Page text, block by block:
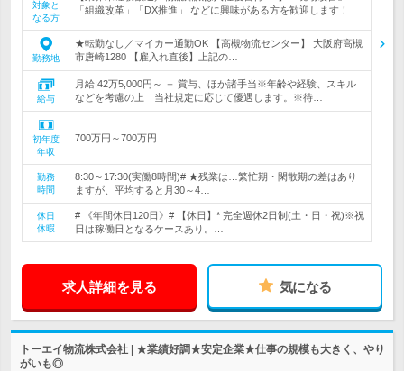
対象と
なる方
「組織改革」「DX推進」 などに興味がある方を歓迎します！
勤務地
★転勤なし／マイカー通勤OK 【高槻物流センター】 大阪府高槻
市唐崎1280 【雇入れ直後】上記の…
給与
月給:42万5,000円～ ＋ 賞与、ほか諸手当※年齢や経験、スキル
などを考慮の上 当社規定に応じて優遇します。※待…
初年度
年収
700万円～700万円
勤務
時間
8:30～17:30(実働8時間)# ★残業は…繁忙期・閑散期の差はあり
ますが、平均すると月30～4…
休日
休暇
# 《年間休日120日》# 【休日】* 完全週休2日制(土・日・祝)※祝
日は稼働日となるケースあり。…
求人詳細を見る 気になる
トーエイ物流株式会社 | ★業績好調★安定企業★仕事の規模も大きく、やり
がいも◎